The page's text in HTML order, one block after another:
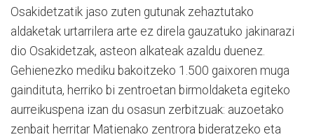
Osakidetzatik jaso zuten gutunak zehaztutako
aldaketak urtarrilera arte ez direla gauzatuko jakinarazi
dio Osakidetzak, asteon alkateak azaldu duenez.
Gehienezko mediku bakoitzeko 1.500 gaixoren muga
gaindituta, herriko bi zentroetan birmoldaketa egiteko
aurreikuspena izan du osasun zerbitzuak: auzoetako
zenbait herritar Matienako zentrora bideratzeko eta